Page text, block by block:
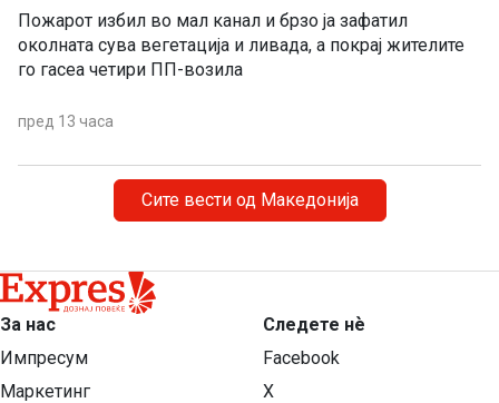
Пожарот избил во мал канал и брзо ја зафатил
околната сува вегетација и ливада, а покрај жителите
го гасеа четири ПП-возила
пред 13 часа
Сите вести од Македонија
За нас
Импресум
Маркетинг
Следете нѐ
Facebook
X